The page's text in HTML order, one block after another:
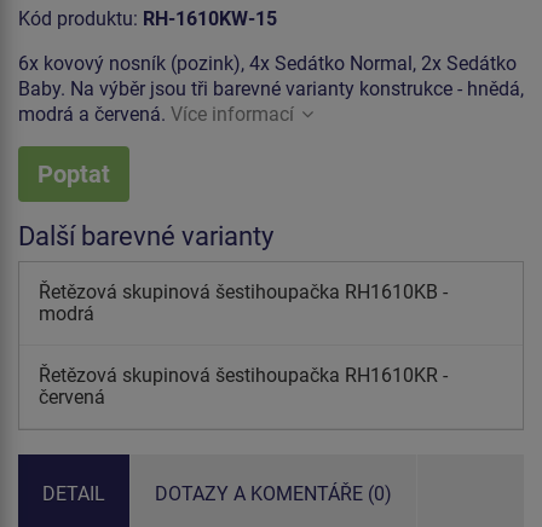
Kód produktu: RH-1610KW-15
6x kovový nosník (pozink), 4x Sedátko Normal, 2x Sedátko
Baby. Na výběr jsou tři barevné varianty konstrukce - hnědá,
modrá a červená. Více informací
Poptat
Další barevné varianty
Řetězová skupinová šestihoupačka RH1610KB -
modrá
Řetězová skupinová šestihoupačka RH1610KR -
červená
DETAIL DOTAZY A KOMENTÁŘE (0)